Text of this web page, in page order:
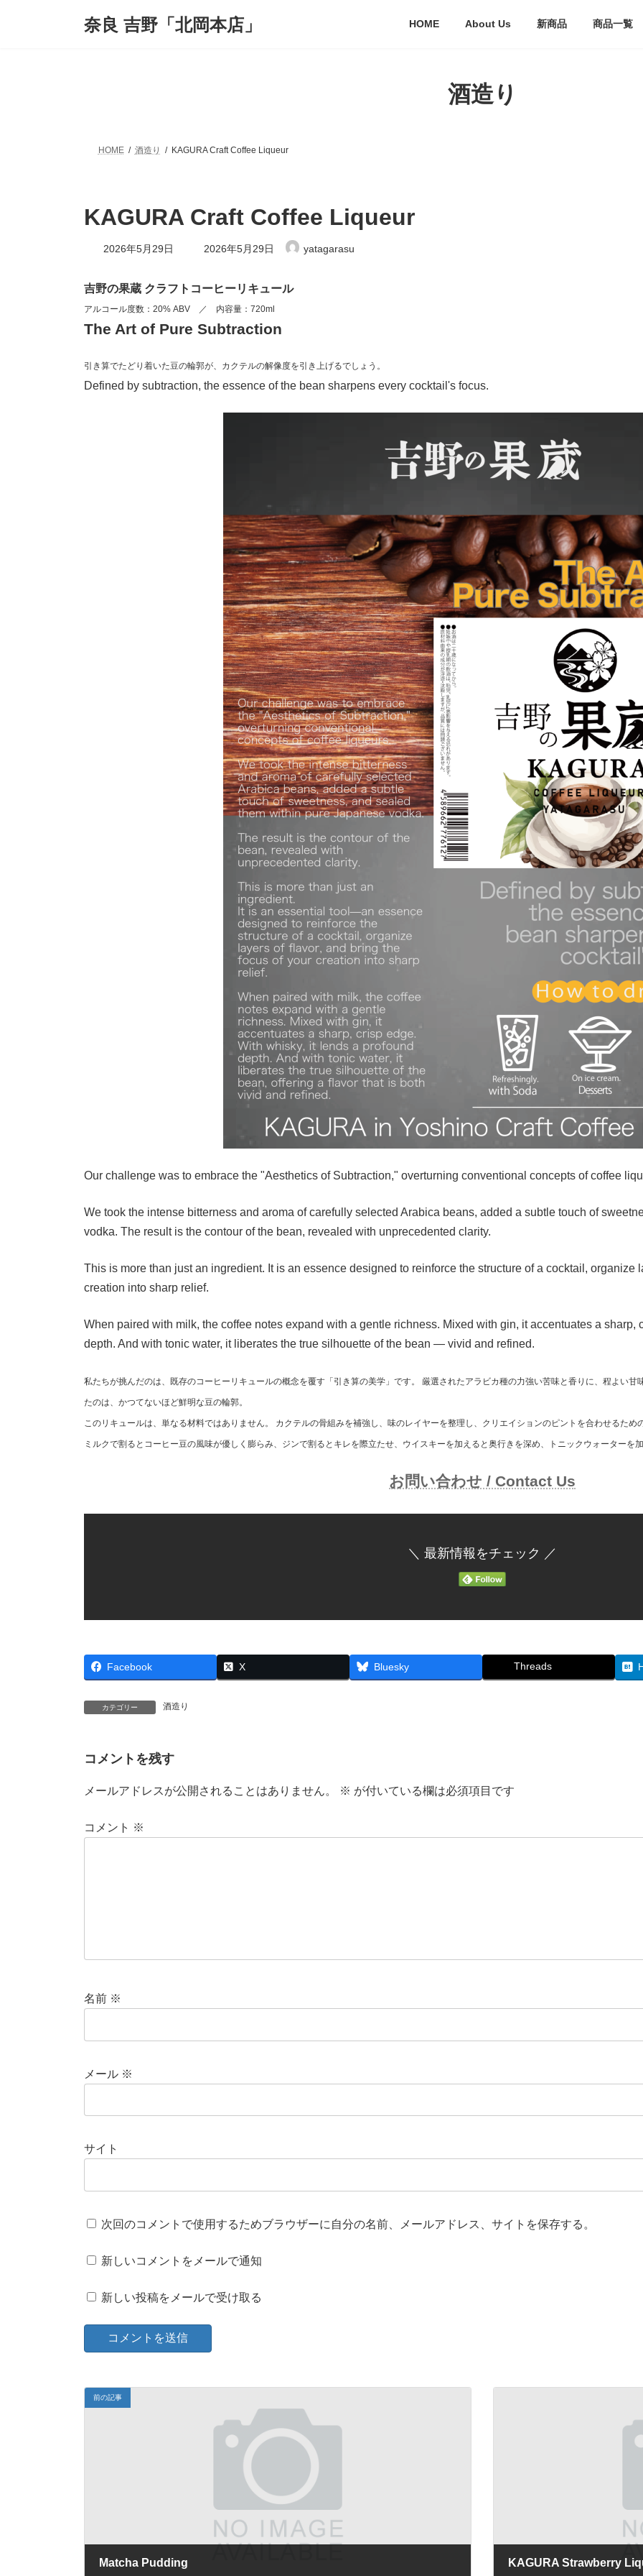
奈良 吉野「北岡本店」 HOME About Us 新商品 商品一覧
酒造り
HOME 酒造り KAGURA Craft Coffee Liqueur
KAGURA Craft Coffee Liqueur
2026年5月29日
最
終
時
2026年5月29日 yatagarasu
吉野の果蔵 クラフトコーヒーリキュール
アルコール度数：20% ABV ／ 内容量：720ml
The Art of Pure Subtraction
引き算でたどり着いた豆の輪郭が、カクテルの解像度を引き上げるでしょう。
Defined by subtraction, the essence of the bean sharpens every cocktail's focus.
Our challenge was to embrace the "Aesthetics of Subtraction," overturning conventional concepts of coffee
We took the intense bitterness and aroma of carefully selected Arabica beans, added a subtle touch of
vodka. The result is the contour of the bean, revealed with unprecedented clarity.
This is more than just an ingredient. It is an essence designed to reinforce the structure of a cocktail, organize
creation into sharp relief.
When paired with milk, the coffee notes expand with a gentle richness. Mixed with gin, it accentuates a sharp,
depth. And with tonic water, it liberates the true silhouette of the bean — vivid and refined.
私たちが挑んだのは、既存のコーヒーリキュールの概念を覆す「引き算の美学」です。 厳選されたアラビカ種の力強い苦味と香りに、程よい
たのは、かつてないほど鮮明な豆の輪郭。
このリキュールは、単なる材料ではありません。 カクテルの骨組みを補強し、味のレイヤーを整理し、クリエイションのピントを合わせるため
ミルクで割るとコーヒー豆の風味が優しく膨らみ、ジンで割るとキレを際立たせ、ウイスキーを加えると奥行きを深め、トニックウォーターを
お問い合わせ / Contact Us
＼ 最新情報をチェック ／
Facebook X Bluesky Threads
カテゴリー 酒造り
コメントを残す
メールアドレスが公開されることはありません。 ※ が付いている欄は必須項目です
コメント ※
名前 ※
メール ※
サイト
次回のコメントで使用するためブラウザーに自分の名前、メールアドレス、サイトを保存する。
新しいコメントをメールで通知
新しい投稿をメールで受け取る
前の記事
Matcha Pudding KAGURA Strawberry